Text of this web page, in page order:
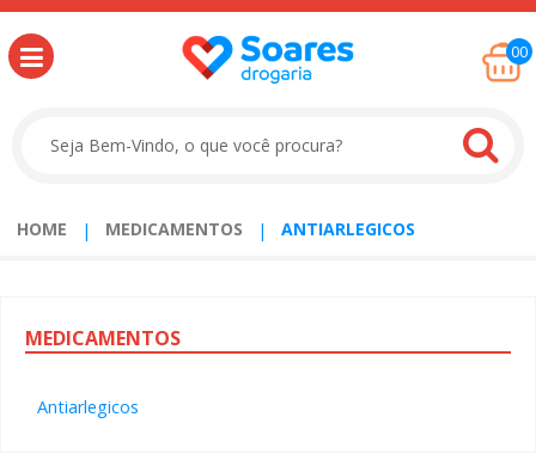
00
HOME MEDICAMENTOS ANTIARLEGICOS
MEDICAMENTOS
Antiarlegicos